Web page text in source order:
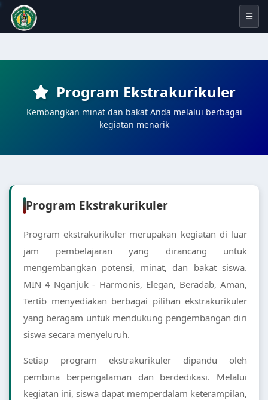
Program Ekstrakurikuler
Kembangkan minat dan bakat Anda melalui berbagai
kegiatan menarik
Program Ekstrakurikuler
Program ekstrakurikuler merupakan kegiatan di luar
jam pembelajaran yang dirancang untuk
mengembangkan potensi, minat, dan bakat siswa.
MIN 4 Nganjuk - Harmonis, Elegan, Beradab, Aman,
Tertib menyediakan berbagai pilihan ekstrakurikuler
yang beragam untuk mendukung pengembangan diri
siswa secara menyeluruh.
Setiap program ekstrakurikuler dipandu oleh
pembina berpengalaman dan berdedikasi. Melalui
kegiatan ini, siswa dapat memperdalam keterampilan,